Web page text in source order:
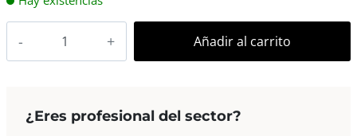
para
Añadir al carrito
¿Eres profesional del sector?